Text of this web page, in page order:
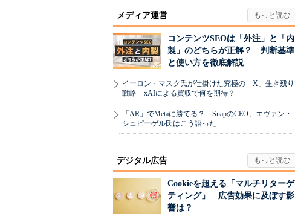
メディア運営
コンテンツSEOは「外注」と「内
製」のどちらが正解？ 判断基準
と使い方を徹底解説
イーロン・マスク氏が仕掛けた究極の「X」生き残り
戦略 xAIによる買収で何を期待？
「AR」でMetaに勝てる？ SnapのCEO、エヴァン・
シュピーゲル氏はこう語った
デジタル広告
Cookieを超える「マルチリターゲ
ティング」 広告効果に及ぼす影
響は？